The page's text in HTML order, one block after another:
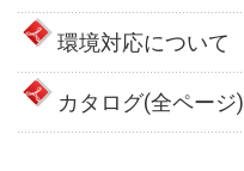
環境対応について
カタログ(全ページ)